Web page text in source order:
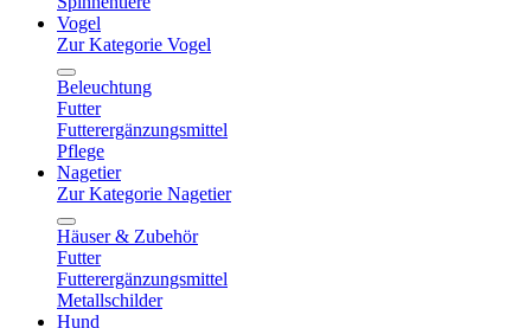
Vogel
Zur Kategorie Vogel
Beleuchtung
Futter
Futterergänzungsmittel
Pflege
Nagetier
Zur Kategorie Nagetier
Häuser & Zubehör
Futter
Futterergänzungsmittel
Metallschilder
Hund